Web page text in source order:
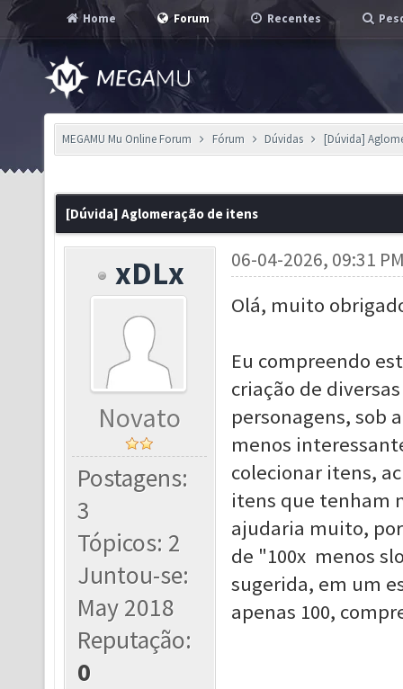
Home Forum Recentes
MEGAMU Mu Online Forum Fórum Dúvidas [Dúvida]
[Dúvida] Aglomeração de itens
xDLx
Novato
Postagens:
3
Tópicos: 2
Juntou-se:
May 2018
Reputação:
0
06-04-2026, 09:31
Olá, muito
Eu compreendo
criação de
personagens, sob
menos
colecionar itens,
itens que tenham
ajudaria muito,
de "100x menos
sugerida, em um
apenas 100,